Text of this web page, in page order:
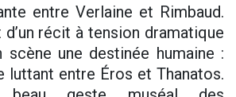
entre Verlaine et Rimbaud.
récit à tension dramatique
une destinée humaine :
luttant entre Éros et Thanatos.